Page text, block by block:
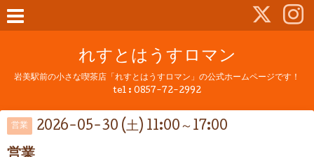
れすとはうすロマン
岩美駅前の小さな喫茶店「れすとはうすロマン」の公式ホームページです！
tel : 0857-72-2992
営業 2026-05-30 (土) 11:00～17:00